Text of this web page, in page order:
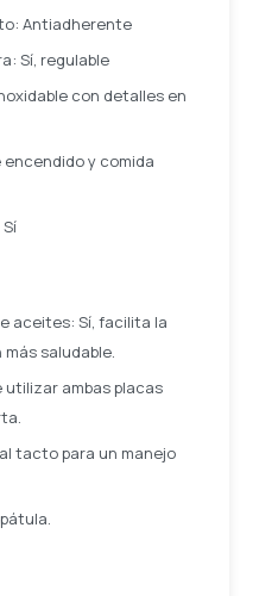
Antiadherente
Sí, regulable
con detalles en
encendido y comida
aceites: Sí, facilita la
saludable.
utilizar ambas placas
tacto para un manejo